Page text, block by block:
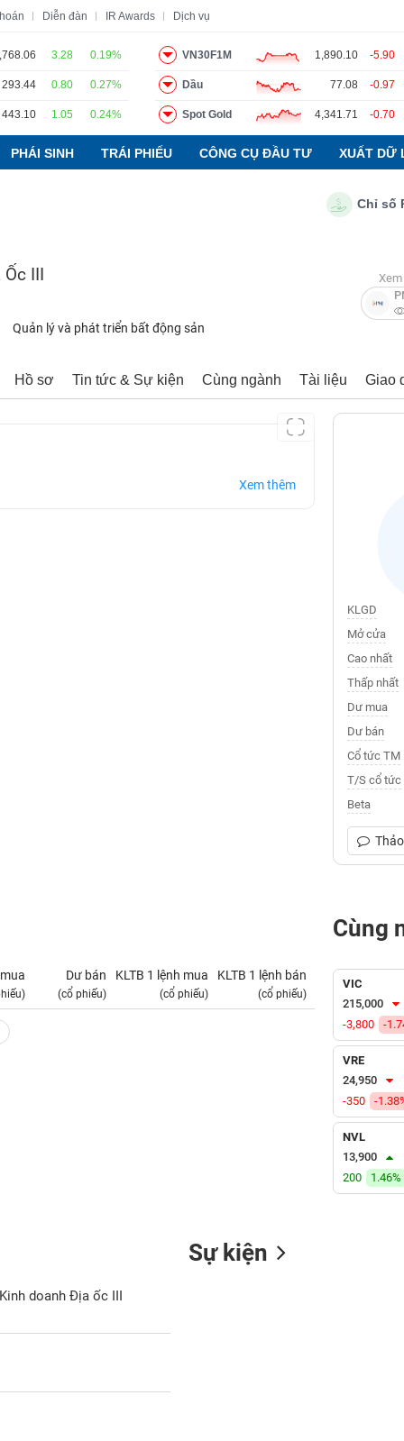
Diễn đàn IR Awards Dịch vụ
3.28 0.19%
293.44 0.80 0.27%
443.10 1.05 0.24%
VN30F1M 1,890.10 -5.90
Dầu 77.08 -0.97
Spot Gold 4,341.71 -0.70
PHÁI SINH TRÁI PHIẾU CÔNG CỤ ĐẦU TƯ XUẤT DỮ
Chỉ số
III
Quản lý và phát triển bất động sản
Hồ sơ Tin tức & Sự kiện Cùng ngành Tài liệu Giao
Xem thêm
KLGD
Mở cửa
Cao nhất
Thấp nhất
Dư mua
Dư bán
Cổ tức TM
T/S cổ tức
Beta
Dư bán
(cổ phiếu)
KLTB 1 lệnh mua
(cổ phiếu)
KLTB 1 lệnh bán
(cổ phiếu)
Cùng
VIC
215,000
-3,800
-
VRE
24,950
-350
-
NVL
13,900
200
1.46%
doanh Địa ốc III
Sự kiện
Báo cáo phân tích Thuật ngữ